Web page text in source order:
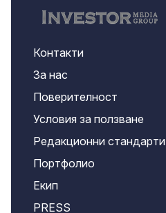
Контакти
За нас
Поверителност
Условия за ползване
Редакционни стандарти
Портфолио
Екип
PRESS